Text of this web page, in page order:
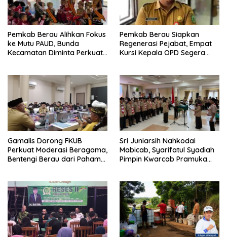
Pemkab Berau Alihkan Fokus
ke Mutu PAUD, Bunda
Kecamatan Diminta Perkuat
Pemkab Berau Siapkan
Regenerasi Pejabat, Empat
Kursi Kepala OPD Segera
Gamalis Dorong FKUB
Perkuat Moderasi Beragama,
Bentengi Berau dari Paham
Sri Juniarsih Nahkodai
Mabicab, Syarifatul Syadiah
Pimpin Kwarcab Pramuka